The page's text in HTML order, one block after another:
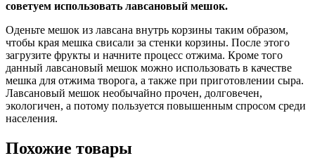
советуем использовать лавсановый мешок.
Оденьте мешок из лавсана внутрь корзины таким образом,
чтобы края мешка свисали за стенки корзины. После этого
загрузите фрукты и начните процесс отжима. Кроме того
данный лавсановый мешок можно использовать в качестве
мешка для отжима творога, а также при приготовлении сыра.
Лавсановый мешок необычайно прочен, долговечен,
экологичен, а потому пользуется повышенным спросом среди
населения.
Похожие товары